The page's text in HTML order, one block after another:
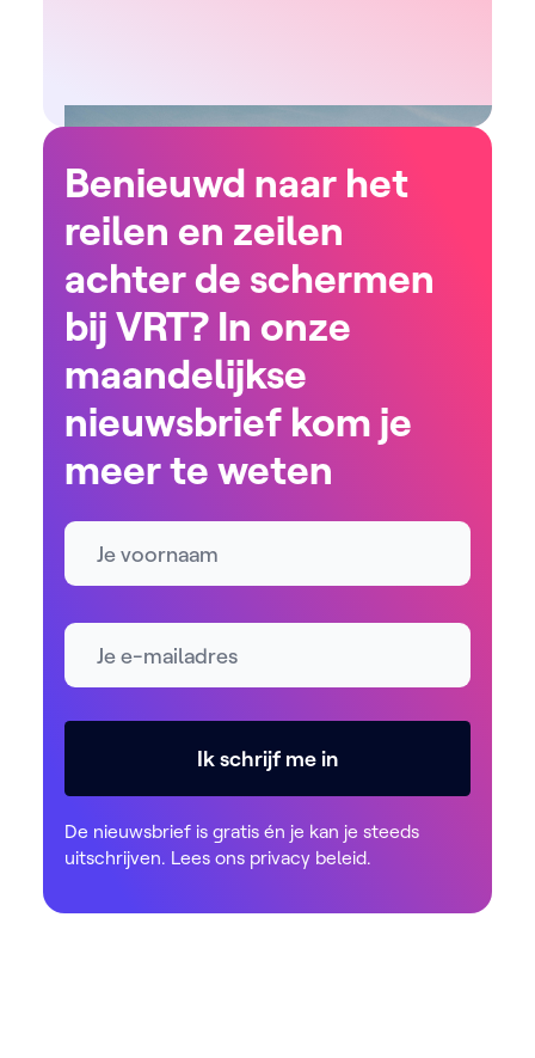
Benieuwd naar het
reilen en zeilen
achter de schermen
bij VRT? In onze
maandelijkse
nieuwsbrief kom je
meer te weten
Naam
E-mailadres *
Ik schrijf me in
De nieuwsbrief is gratis én je kan je steeds
uitschrijven. Lees ons privacy beleid.